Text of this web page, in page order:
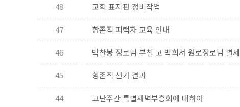
48 교회 표지판 정비작업
47 항존직 피택자 교육 안내
46 박찬봉 장로님 부친 고 박희서 원로장로님 별세
45 항존직 선거 결과
44 고난주간 특별새벽부흥회에 대하여